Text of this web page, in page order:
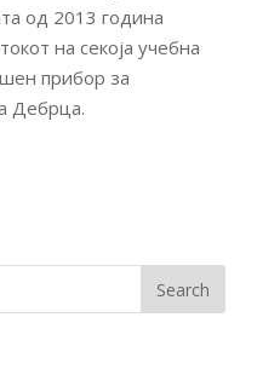
од 2013 година
на секоја учебна
прибор за
Дебрца.